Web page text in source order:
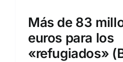
Más de 83
euros para los
«refugiados»